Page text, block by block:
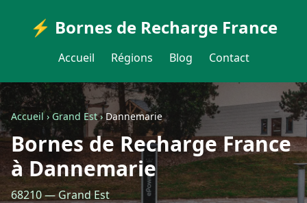
⚡ Bornes de Recharge France
Accueil Régions Blog Contact
Accueil›Grand Est›Dannemarie
Bornes de Recharge France
à Dannemarie
68210 — Grand Est